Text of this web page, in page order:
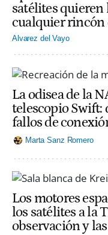
satélites quieren
cualquier rincón
Alvarez del Vayo
La odisea de la
telescopio Swift:
fallos de
Marta Sanz Romero
Los motores
los satélites a la
observación y